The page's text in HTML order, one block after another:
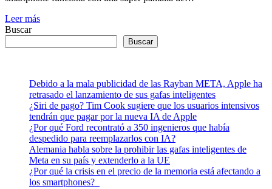
Leer más
Buscar
Buscar
Debido a la mala publicidad de las Rayban META, Apple ha
retrasado el lanzamiento de sus gafas inteligentes
¿Siri de pago? Tim Cook sugiere que los usuarios intensivos
tendrán que pagar por la nueva IA de Apple
¿Por qué Ford recontrató a 350 ingenieros que había
despedido para reemplazarlos con IA?
Alemania habla sobre la prohibir las gafas inteligentes de
Meta en su país y extenderlo a la UE
¿Por qué la crisis en el precio de la memoria está afectando a
los smartphones?